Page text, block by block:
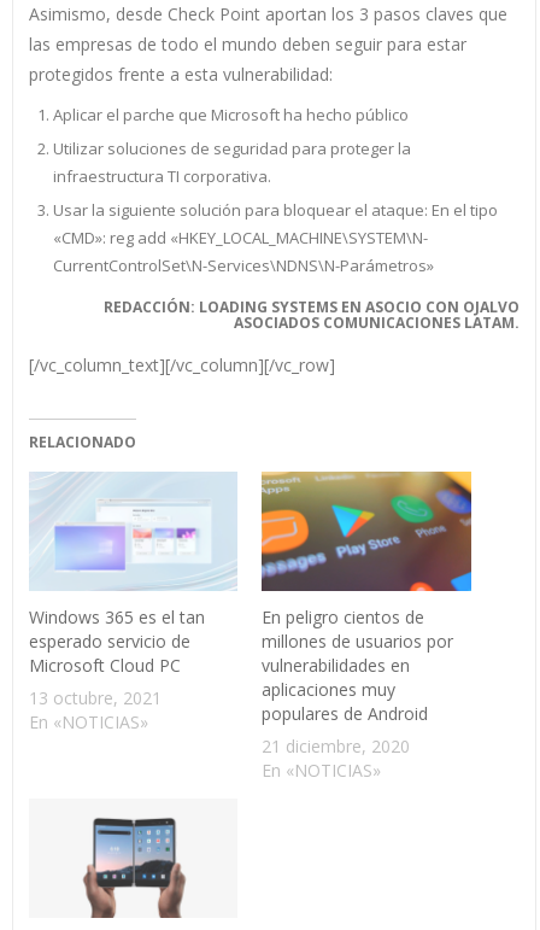
Asimismo, desde Check Point aportan los 3 pasos claves que
las empresas de todo el mundo deben seguir para estar
protegidos frente a esta vulnerabilidad:
Aplicar el parche que Microsoft ha hecho público
Utilizar soluciones de seguridad para proteger la
infraestructura TI corporativa.
Usar la siguiente solución para bloquear el ataque: En el tipo
«CMD»: reg add «HKEY_LOCAL_MACHINE\SYSTEM\N-
CurrentControlSet\N-Services\NDNS\N-Parámetros»
REDACCIÓN: LOADING SYSTEMS EN ASOCIO CON OJALVO
ASOCIADOS COMUNICACIONES LATAM.
[/vc_column_text][/vc_column][/vc_row]
RELACIONADO
Windows 365 es el tan
esperado servicio de
Microsoft Cloud PC
13 octubre, 2021
En «NOTICIAS»
En peligro cientos de
millones de usuarios por
vulnerabilidades en
aplicaciones muy
populares de Android
21 diciembre, 2020
En «NOTICIAS»